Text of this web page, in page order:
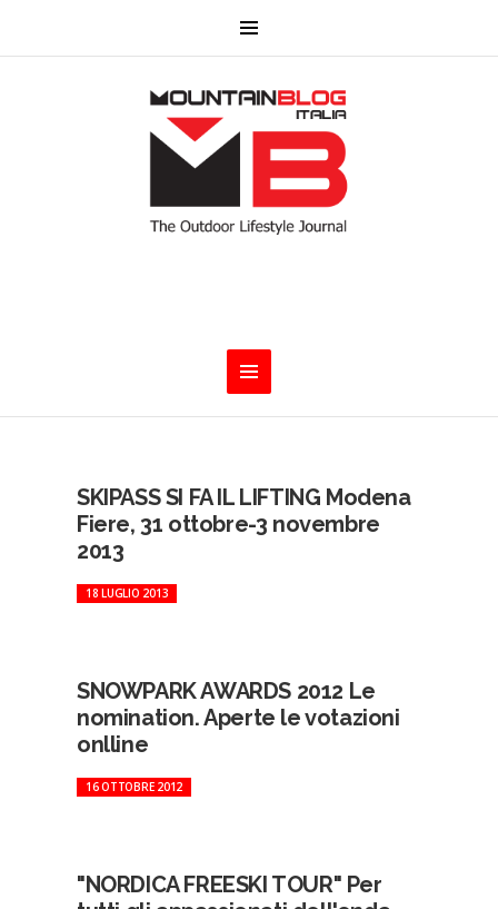
SKIPASS SI FA IL LIFTING Modena
Fiere, 31 ottobre-3 novembre
2013
18 LUGLIO 2013
SNOWPARK AWARDS 2012 Le
nomination. Aperte le votazioni
onlline
16 OTTOBRE 2012
"NORDICA FREESKI TOUR" Per